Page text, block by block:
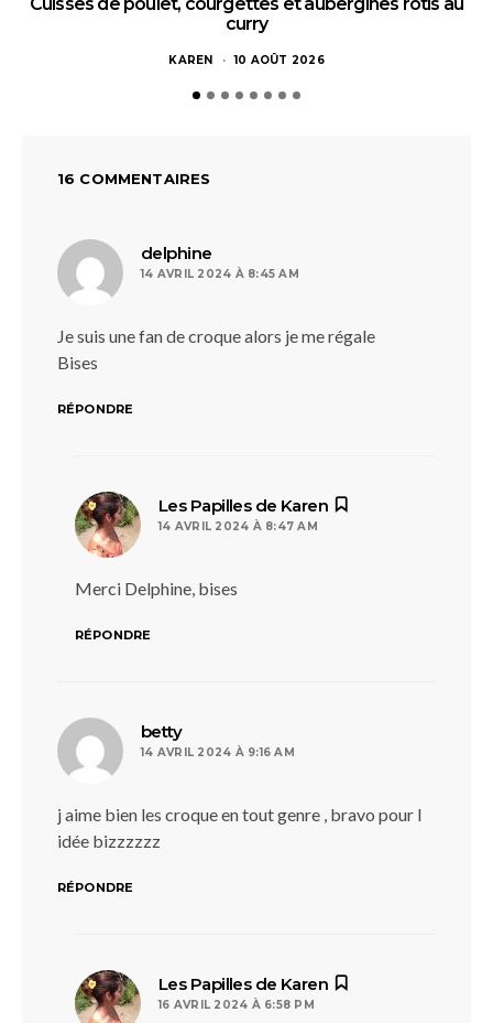
curry
KAREN 10 AOÛT 2026
16 COMMENTAIRES
delphine
14 AVRIL 2024 À 8:45 AM
Je suis une fan de croque alors je me régale
Bises
RÉPONDRE
Les Papilles de Karen
14 AVRIL 2024 À 8:47 AM
Merci Delphine, bises
RÉPONDRE
bettydit :
14 AVRIL 2024 À 9:16 AM
j aime bien les croque en tout genre , bravo pour l
idée bizzzzzz
RÉPONDRE
Les Papilles de Karen
16 AVRIL 2024 À 6:58 PM